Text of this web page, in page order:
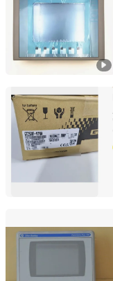
Sichuan, China
Taizhou Yinshui
Zhejiang, China
Guangzhou he